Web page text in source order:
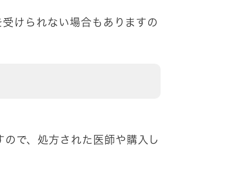
けられない場合もありますの
で、処方された医師や購入し